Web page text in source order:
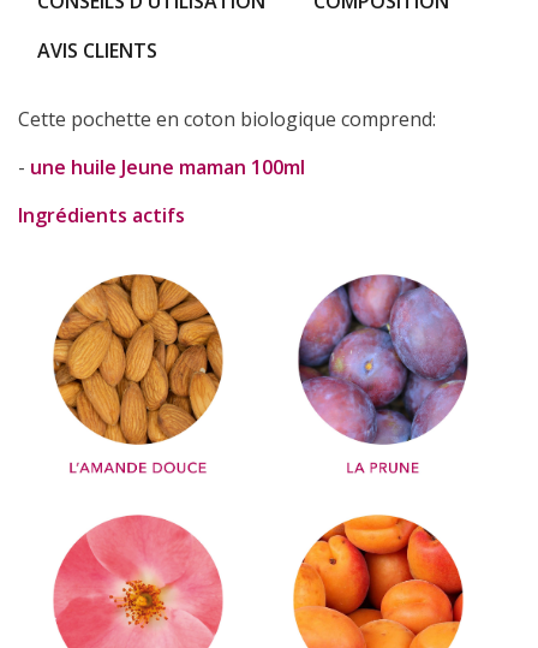
AVIS CLIENTS
Cette pochette en coton biologique comprend:
- une huile Jeune maman 100ml
Ingrédients actifs